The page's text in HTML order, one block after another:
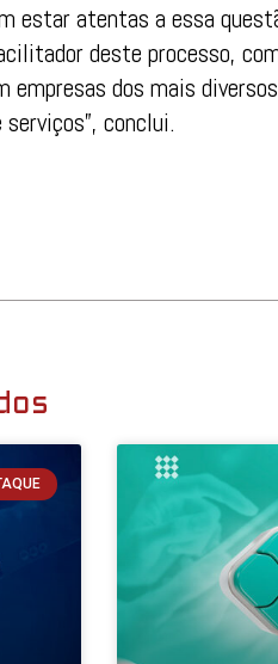
estar atentas a essa
deste processo,
empresas dos mais
conclui.